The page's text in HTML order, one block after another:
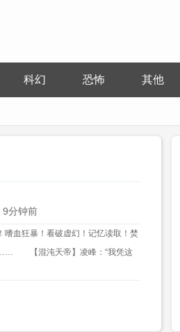
科幻 恐怖 其他
9分钟前
血狂暴！看破虚幻！记忆读取！焚
…… 【混沌天帝】凌峰：“我凭这